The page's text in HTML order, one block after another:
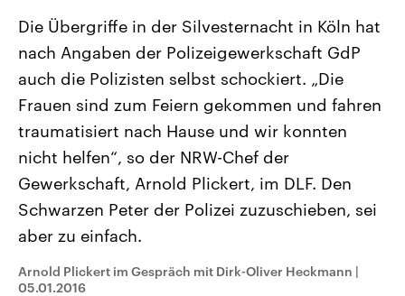
Landtagswahl Sachsen-Anhalt
2026
Alle Informationen
Sachsen-Anhalt wählt am 6.
September 2026 einen neuen
Landtag. Seit 2021 wird das
Bundesland von einer Koalition aus
Umfragen, Prognosen,
Wahlprogramme, aktuelle Berichte
und Hintergründe zu den Parteien
und Kandidaten der anstehenden
Wahl.
USA
Aktuelle Beiträge,
Hintergründe
Wirtschaftlich und
gehören die Vereinigten
den mächtigsten Ländern
mit großem Einfluss auf
Sendungen Programm Podcasts
Die Übergriffe in der Silvesternacht in Köln hat
nach Angaben der Polizeigewerkschaft GdP
auch die Polizisten selbst schockiert. „Die
Frauen sind zum Feiern gekommen und fahren
traumatisiert nach Hause und wir konnten
nicht helfen“, so der NRW-Chef der
Gewerkschaft, Arnold Plickert, im DLF. Den
Schwarzen Peter der Polizei zuzuschieben, sei
aber zu einfach.
Arnold Plickert im Gespräch mit Dirk-Oliver Heckmann |
05.01.2016